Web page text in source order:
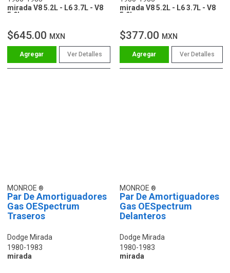
mirada V8 5.2L - L6 3.7L - V8
5.9L
$645.00 MXN
Ver Detalles
mirada V8 5.2L - L6 3.7L - V8
5.9L
$377.00 MXN
Ver Detalles
MONROE
Par De Amortiguadores
Gas OESpectrum
Traseros
Dodge Mirada
1980-1983
mirada
MONROE
Par De Amortiguadores
Gas OESpectrum
Delanteros
Dodge Mirada
1980-1983
mirada